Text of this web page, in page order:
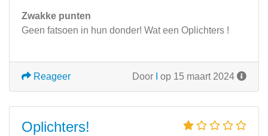
Zwakke punten
Geen fatsoen in hun donder! Wat een Oplichters !
Door op 15 maart 2024
Reageer
Oplichters!